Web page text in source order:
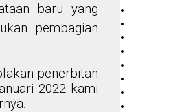
baru yang
pembagian
penerbitan
2022 kami